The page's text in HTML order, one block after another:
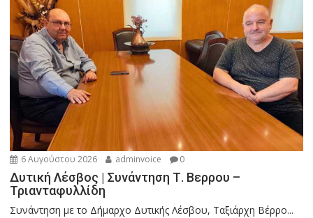
6 Αυγούστου 2026 adminvoice 0
Δυτική Λέσβος | Συνάντηση Τ. Βερρου –
Τριανταφυλλίδη
Συνάντηση με το Δήμαρχο Δυτικής Λέσβου, Ταξιάρχη Βέρρο...